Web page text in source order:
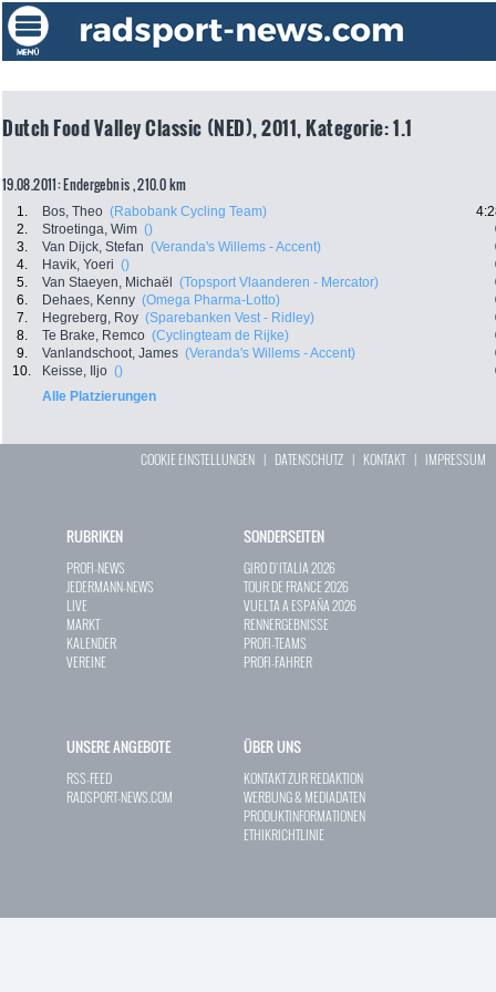
Dutch Food Valley Classic (NED), 2011, Kategorie: 1.1
19.08.2011: Endergebnis , 210.0 km
1. Bos, Theo (Rabobank Cycling Team)
2.
Stroetinga, Wim ()
3.
Van Dijck, Stefan (Veranda's Willems - Accent)
4.
Havik, Yoeri ()
5.
Van Staeyen, Michaël (Topsport Vlaanderen - Mercator)
6.
Dehaes, Kenny (Omega Pharma-Lotto)
7.
Hegreberg, Roy (Sparebanken Vest - Ridley)
8.
Te Brake, Remco (Cyclingteam de Rijke)
9.
Vanlandschoot, James (Veranda's Willems - Accent)
10.
Keisse, Iljo ()
Alle Platzierungen
COOKIE EINSTELLUNGEN | DATENSCHUTZ | KONTAKT| IMPRESSUM
RUBRIKEN
PROFI-NEWS
JEDERMANN-NEWS
LIVE
MARKT
KALENDER
VEREINE
SONDERSEITEN
GIRO D`ITALIA 2026
TOUR DE FRANCE 2026
VUELTA A ESPAÑA 2026
RENNERGEBNISSE
PROFI-TEAMS
PROFI-FAHRER
UNSERE ANGEBOTE
RSS-FEED
RADSPORT-NEWS.COM
ÜBER UNS
KONTAKT ZUR REDAKTION
WERBUNG & MEDIADATEN
PRODUKTINFORMATIONEN
ETHIKRICHTLINIE